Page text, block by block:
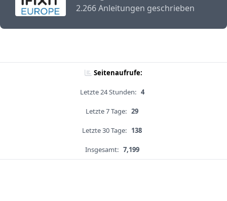
2.266 Anleitungen geschrieben
Seitenaufrufe:
Letzte 24 Stunden: 4
Letzte 7 Tage: 29
Letzte 30 Tage: 138
Insgesamt: 7,199